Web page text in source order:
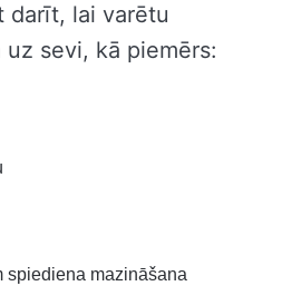
darīt, lai varētu
sevi, kā piemērs:
spiediena mazināšana